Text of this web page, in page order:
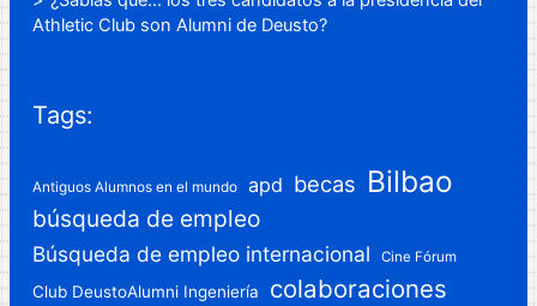
Athletic Club son Alumni de Deusto?
Tags:
Antiguos Alumnos en el mundo apd becas Bilbao
búsqueda de empleo
Búsqueda de empleo internacional Cine Fórum
Club DeustoAlumni Ingeniería colaboraciones